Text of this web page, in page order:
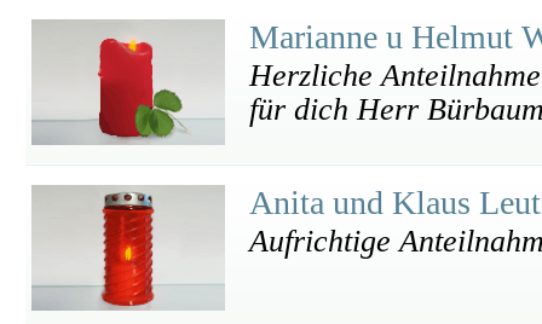
Marianne u Helmut
Herzliche
für dich Herr
Anita und Klaus
Aufrichtige